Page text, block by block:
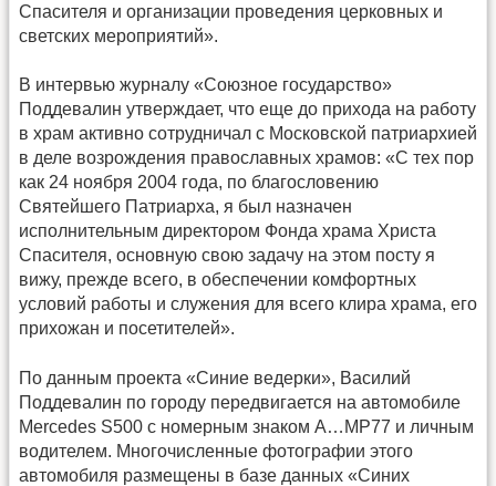
Спасителя и организации проведения церковных и
светских мероприятий».
В интервью журналу «Союзное государство»
Поддевалин утверждает, что еще до прихода на работу
в храм активно сотрудничал с Московской патриархией
в деле возрождения православных храмов: «С тех пор
как 24 ноября 2004 года, по благословению
Святейшего Патриарха, я был назначен
исполнительным директором Фонда храма Христа
Спасителя, основную свою задачу на этом посту я
вижу, прежде всего, в обеспечении комфортных
условий работы и служения для всего клира храма, его
прихожан и посетителей».
По данным проекта «Синие ведерки», Василий
Поддевалин по городу передвигается на автомобиле
Mercedes S500 с номерным знаком А…МР77 и личным
водителем. Многочисленные фотографии этого
автомобиля размещены в базе данных «Синих